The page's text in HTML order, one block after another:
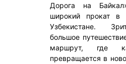
Дорога на
широкий прокат в
Узбекистане.
большое
маршрут, где
превращается в